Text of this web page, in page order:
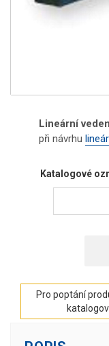
Lineární
při návrhu
Katalogové
Pro poptání